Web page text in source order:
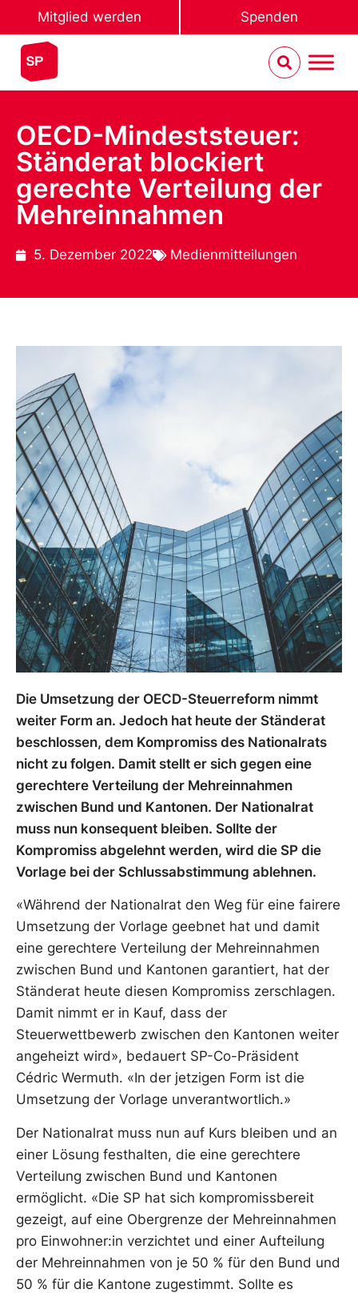
Mitglied werden Spenden
OECD-Mindeststeuer:
Ständerat blockiert
gerechte Verteilung der
Mehreinnahmen
5. Dezember 2022 Medienmitteilungen
Die Umsetzung der OECD-Steuerreform nimmt
weiter Form an. Jedoch hat heute der Ständerat
beschlossen, dem Kompromiss des Nationalrats
nicht zu folgen. Damit stellt er sich gegen eine
gerechtere Verteilung der Mehreinnahmen
zwischen Bund und Kantonen. Der Nationalrat
muss nun konsequent bleiben. Sollte der
Kompromiss abgelehnt werden, wird die SP die
Vorlage bei der Schlussabstimmung ablehnen.
«Während der Nationalrat den Weg für eine fairere
Umsetzung der Vorlage geebnet hat und damit
eine gerechtere Verteilung der Mehreinnahmen
zwischen Bund und Kantonen garantiert, hat der
Ständerat heute diesen Kompromiss zerschlagen.
Damit nimmt er in Kauf, dass der
Steuerwettbewerb zwischen den Kantonen weiter
angeheizt wird», bedauert SP-Co-Präsident
Cédric Wermuth. «In der jetzigen Form ist die
Umsetzung der Vorlage unverantwortlich.»
Der Nationalrat muss nun auf Kurs bleiben und an
einer Lösung festhalten, die eine gerechtere
Verteilung zwischen Bund und Kantonen
ermöglicht. «Die SP hat sich kompromissbereit
gezeigt, auf eine Obergrenze der Mehreinnahmen
pro Einwohner:in verzichtet und einer Aufteilung
der Mehreinnahmen von je 50 % für den Bund und
50 % für die Kantone zugestimmt. Sollte es